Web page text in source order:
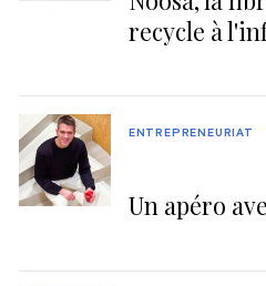
recycle à
Un apéro
ENTREPRENEURIAT